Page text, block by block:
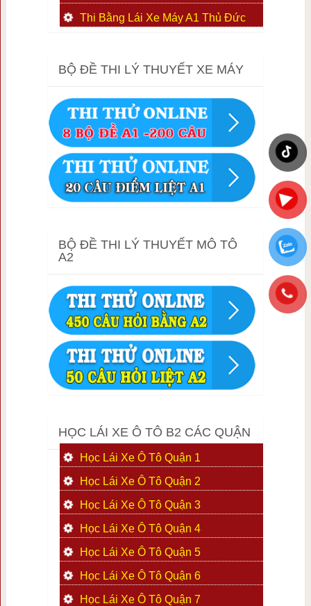
Thi Bằng Lái Xe Máy A1 Thủ Đức
BỘ ĐỀ THI LÝ THUYẾT XE MÁY
BỘ ĐỀ THI LÝ THUYẾT MÔ TÔ
A2
HỌC LÁI XE Ô TÔ B2 CÁC QUẬN
Học Lái Xe Ô Tô Quận 1
Học Lái Xe Ô Tô Quận 2
Học Lái Xe Ô Tô Quận 3
Học Lái Xe Ô Tô Quận 4
Học Lái Xe Ô Tô Quận 5
Học Lái Xe Ô Tô Quận 6
Học Lái Xe Ô Tô Quận 7